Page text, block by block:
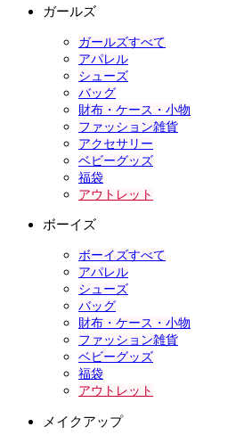
ガールズ
ガールズすべて
アパレル
シューズ
バッグ
財布・ケース・小物
ファッション雑貨
アクセサリー
ベビーグッズ
福袋
アウトレット
ボーイズ
ボーイズすべて
アパレル
シューズ
バッグ
財布・ケース・小物
ファッション雑貨
ベビーグッズ
福袋
アウトレット
メイクアップ